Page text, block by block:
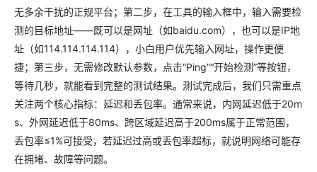
无多余干扰的正规平台；第二步，在工具的输入框中，输入需要检
测的目标地址——既可以是网址（如baidu.com），也可以是IP地
址（如114.114.114.114），小白用户优先输入网址，操作更便
捷；第三步，无需修改默认参数，点击“Ping”“开始检测”等按钮，
等待几秒，就能看到完整的测试结果。测试完成后，我们只需重点
关注两个核心指标：延迟和丢包率。通常来说，内网延迟低于20m
s、外网延迟低于80ms、跨区域延迟高于200ms属于正常范围，
丢包率≤1%可接受，若延迟过高或丢包率超标，就说明网络可能存
在拥堵、故障等问题。